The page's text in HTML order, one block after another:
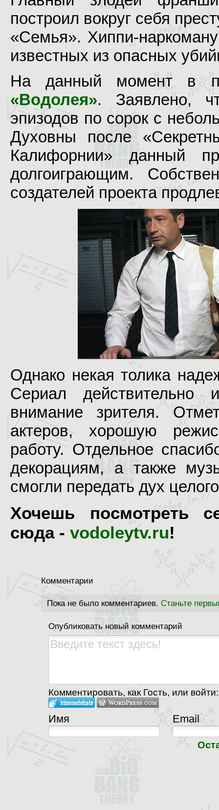
построил вокруг себя
«Семья». Хиппи-
известных из опасных
На данный момент в
«Водолея». Заявлено,
эпизодов по сорок с
Духовны после
Калифорнии» данный
долгоиграющим.
создателей проекта
Однако некая толика
Сериал действительно
внимание зрителя.
актеров, хорошую
работу. Отдельное
декорациям, а также
смогли передать дух
Хочешь посмотреть
сюда - vodoleytv.ru!
Комментарии
Пока не было комментариев. Станьте
Опубликовать новый комментарий
Комментировать, как Гость, или войти:
Имя Email